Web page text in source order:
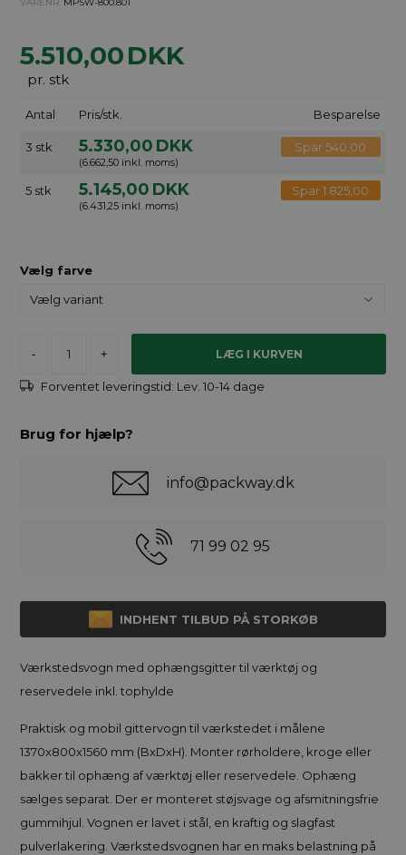
5.510,00DKK
pr. stk
Antal Pris/stk. Besparelse
3 stk 5.330,00 DKK
(6.662,50 inkl. moms)
Spar 540,00
5 stk 5.145,00 DKK
(6.431,25 inkl. moms)
Spar 1.825,00
Vælg farve
- +
Forventet leveringstid: Lev. 10-14 dage
Brug for hjælp?
info@packway.dk
71 99 02 95
INDHENT TILBUD PÅ STORKØB
Værkstedsvogn med ophængsgitter til værktøj og
reservedele inkl. tophylde
Praktisk og mobil gittervogn til værkstedet i målene
1370x800x1560 mm (BxDxH). Monter rørholdere, kroge eller
bakker til ophæng af værktøj eller reservedele. Ophæng
sælges separat. Der er monteret støjsvage og afsmitningsfrie
gummihjul. Vognen er lavet i stål, en kraftig og slagfast
pulverlakering. Værkstedsvognen har en maks belastning på